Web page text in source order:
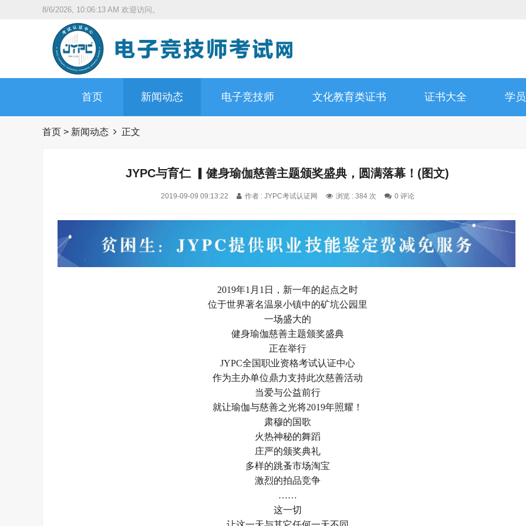
8/6/2026, 10:06:15 AM 欢迎访问。
首页 新闻动态 电子竞技师 文化教育类证书 证书大全 学
首页 > 新闻动态 正文
JYPC与育仁 ▎健身瑜伽慈善主题颁奖盛典，圆满落幕！(图文)
2019-09-09 09:13:22 作者 : JYPC考试认证网 浏览 : 384 次 0 评论
2019年1月1日，新一年的起点之时
位于世界著名温泉小镇中的矿坑公园里
一场盛大的
健身瑜伽慈善主题颁奖盛典
正在举行
JYPC全国职业资格考试认证中心
作为主办单位鼎力支持此次慈善活动
当爱与公益前行
就让瑜伽与慈善之光将2019年照耀！
肃穆的国歌
火热神秘的舞蹈
庄严的颁奖典礼
多样的跳蚤市场淘宝
激烈的拍品竞争
……
这一切